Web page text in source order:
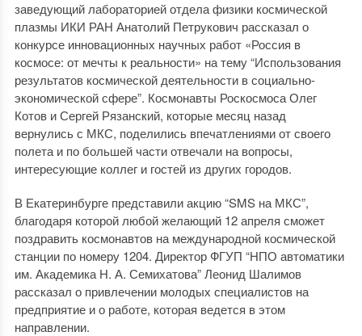
заведующий лабораторией отдела физики космической
плазмы ИКИ РАН Анатолий Петрукович рассказал о
конкурсе инновационных научных работ «Россия в
космосе: от мечты к реальности» на тему “Использования
результатов космической деятельности в социально-
экономической сфере”. Космонавты Роскосмоса Олег
Котов и Сергей Рязанский, которые месяц назад
вернулись с МКС, поделились впечатлениями от своего
полета и по большей части отвечали на вопросы,
интересующие коллег и гостей из других городов.
В Екатеринбурге представили акцию “SMS на МКС”,
благодаря которой любой желающий 12 апреля сможет
поздравить космонавтов на международной космической
станции по номеру 1204. Директор ФГУП “НПО автоматики
им. Академика Н. А. Семихатова” Леонид Шалимов
рассказал о привлечении молодых специалистов на
предприятие и о работе, которая ведется в этом
направлении.